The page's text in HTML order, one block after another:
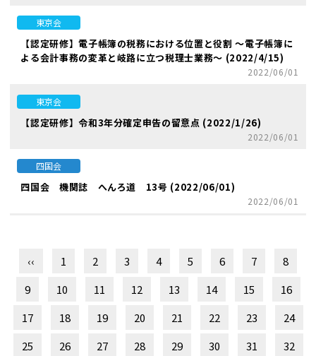
東京会
【認定研修】電子帳簿の税務における位置と役割 ～電子帳簿に
よる会計事務の変革と岐路に立つ税理士業務～ (2022/4/15)
2022/06/01
東京会
【認定研修】令和3年分確定申告の留意点 (2022/1/26)
2022/06/01
四国会
四国会 機関誌 へんろ道 13号 (2022/06/01)
2022/06/01
‹‹ 1 2 3 4 5 6 7
8
9
10 11 12 13 14 15
16
17
18 19 20 21 22 23
24
25
26 27 28 29 30 31
32